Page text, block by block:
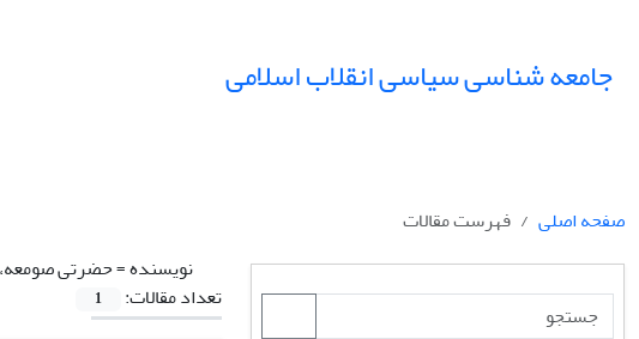
جامعه شناسی سیاسی انقلاب اسلامی
صفحه اصلی
فهرست مقالات
نویسنده =حضرتی
تعداد مقالات:
1